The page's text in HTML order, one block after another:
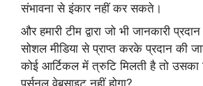
संभावना से इंकार नहीं कर सकते।
और हमारी टीम द्वारा जो भी जानकारी
सोशल मीडिया से प्राप्त करके प्रदान की
कोई आर्टिकल में त्रुटि मिलती है तो उसका